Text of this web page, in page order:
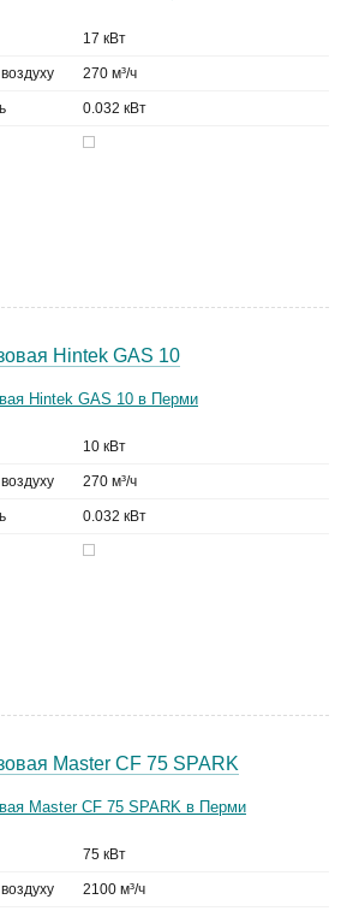
17 кВт
270 м³/ч
0.032 кВт
Hintek GAS 10
10 кВт
270 м³/ч
0.032 кВт
Master CF 75 SPARK
75 кВт
2100 м³/ч